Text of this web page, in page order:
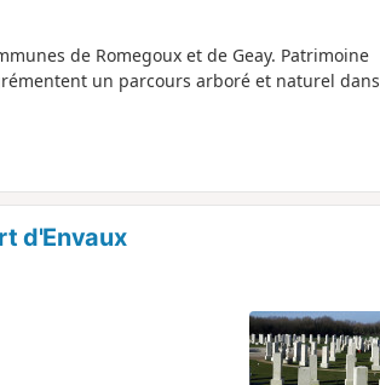
de Romegoux et de Geay. Patrimoine
un parcours arboré et naturel dans
d'Envaux